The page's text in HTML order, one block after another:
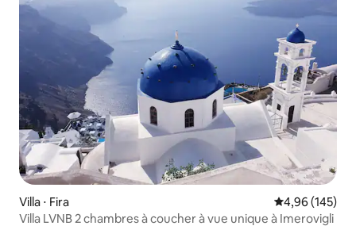
Villa ⋅ Fira Évaluation
4,96 (145)
Villa LVNB 2 chambres à coucher à vue unique à Imerovigli